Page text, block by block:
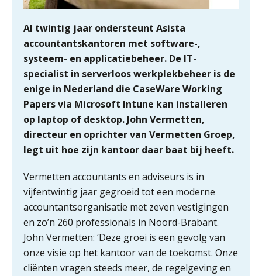
Al twintig jaar ondersteunt Asista
accountantskantoren met software-,
systeem- en applicatiebeheer. De IT-
specialist in serverloos werkplekbeheer is de
enige in Nederland die CaseWare Working
Papers via Microsoft Intune kan installeren
op laptop of desktop. John Vermetten,
directeur en oprichter van Vermetten Groep,
legt uit hoe zijn kantoor daar baat bij heeft.
Vermetten accountants en adviseurs is in
vijfentwintig jaar gegroeid tot een moderne
accountantsorganisatie met zeven vestigingen
en zo’n 260 professionals in Noord-Brabant.
John Vermetten: ‘Deze groei is een gevolg van
onze visie op het kantoor van de toekomst. Onze
cliënten vragen steeds meer, de regelgeving en